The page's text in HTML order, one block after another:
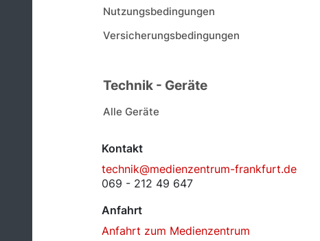
Nutzungsbedingungen
Versicherungsbedingungen
Technik - Geräte
Alle Geräte
Kontakt
technik@medienzentrum-frankfurt.de
069 - 212 49 647
Anfahrt
Anfahrt zum Medienzentrum